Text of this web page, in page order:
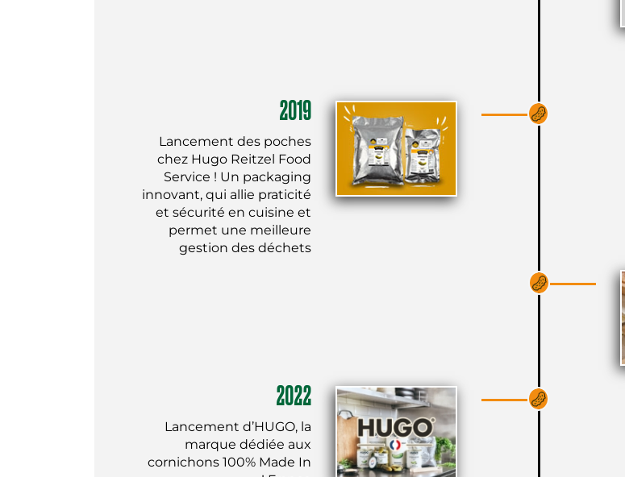
2019
Lancement des poches
chez Hugo Reitzel Food
Service ! Un packaging
innovant, qui allie praticité
et sécurité en cuisine et
permet une meilleure
gestion des déchets
2022
Lancement d’HUGO, la
marque dédiée aux
cornichons 100% Made In